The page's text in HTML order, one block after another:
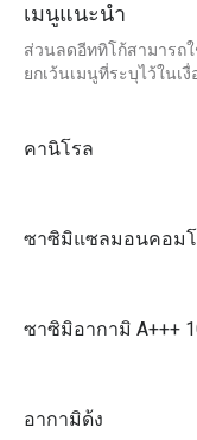
เมนูแนะนำ
ส่วนลดอีททิโก้สามารถ
ยกเว้นเมนูที่ระบุไว้ในเ
คานิโรล
ซาซิมิแซลมอนคอม
ซาซิมิอากามิ A+++
อากามิด้ง